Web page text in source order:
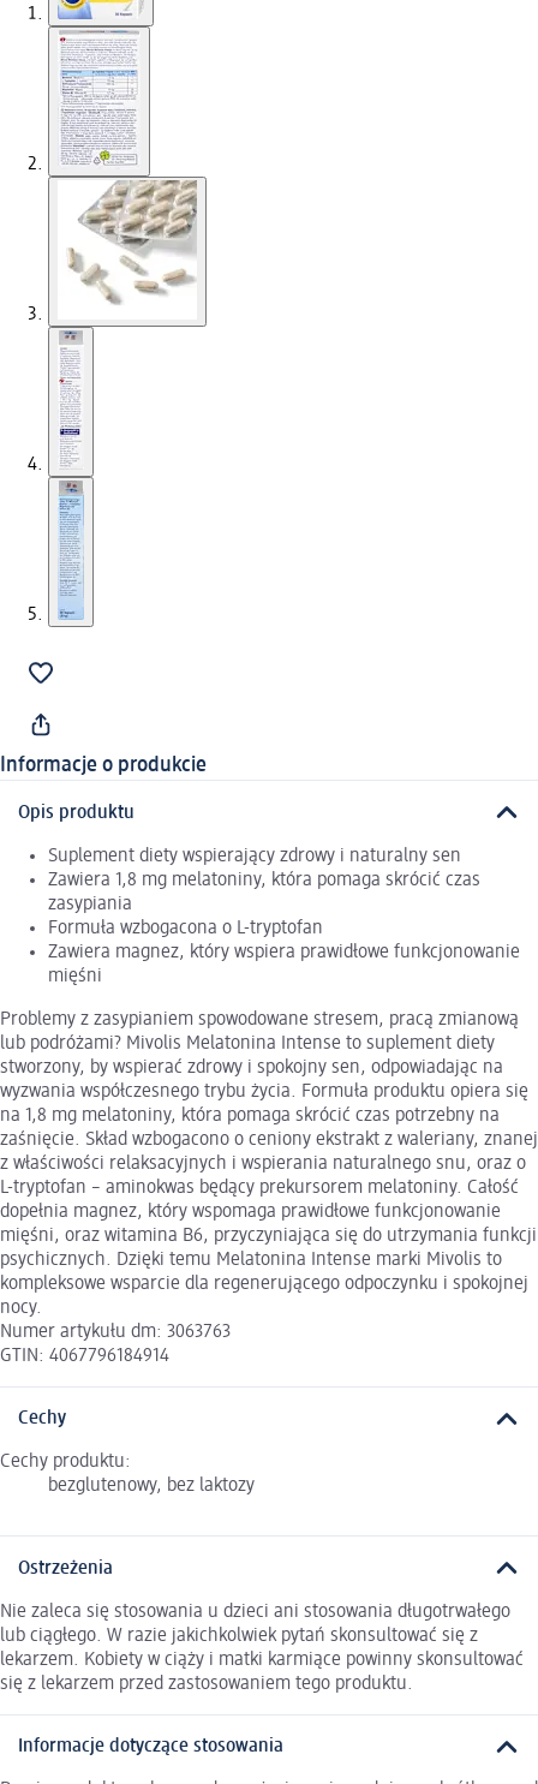
Informacje o produkcie
Opis produktu
Suplement diety wspierający zdrowy i naturalny sen
Zawiera 1,8 mg melatoniny, która pomaga skrócić czas
zasypiania
Formuła wzbogacona o L-tryptofan
Zawiera magnez, który wspiera prawidłowe funkcjonowanie
mięśni
Problemy z zasypianiem spowodowane stresem, pracą zmianową
lub podróżami? Mivolis Melatonina Intense to suplement diety
stworzony, by wspierać zdrowy i spokojny sen, odpowiadając na
wyzwania współczesnego trybu życia. Formuła produktu opiera się
na 1,8 mg melatoniny, która pomaga skrócić czas potrzebny na
zaśnięcie. Skład wzbogacono o ceniony ekstrakt z waleriany, znanej
z właściwości relaksacyjnych i wspierania naturalnego snu, oraz o
L-tryptofan – aminokwas będący prekursorem melatoniny. Całość
dopełnia magnez, który wspomaga prawidłowe funkcjonowanie
mięśni, oraz witamina B6, przyczyniająca się do utrzymania funkcji
psychicznych. Dzięki temu Melatonina Intense marki Mivolis to
kompleksowe wsparcie dla regenerującego odpoczynku i spokojnej
nocy.
Numer artykułu dm: 3063763
GTIN: 4067796184914
Cechy
Cechy produktu:
bezglutenowy, bez laktozy
Ostrzeżenia
Nie zaleca się stosowania u dzieci ani stosowania długotrwałego
lub ciągłego. W razie jakichkolwiek pytań skonsultować się z
lekarzem. Kobiety w ciąży i matki karmiące powinny skonsultować
się z lekarzem przed zastosowaniem tego produktu.
Informacje dotyczące stosowania